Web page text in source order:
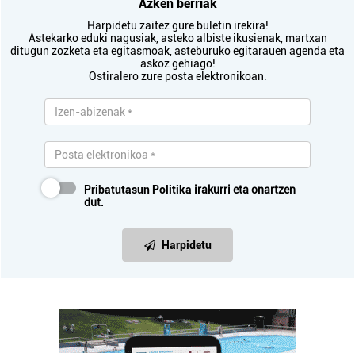
Azken berriak
Harpidetu zaitez gure buletin irekira!
Astekarko eduki nagusiak, asteko albiste ikusienak, martxan
ditugun zozketa eta egitasmoak, asteburuko egitarauen agenda eta
askoz gehiago!
Ostiralero zure posta elektronikoan.
Pribatutasun Politika irakurri eta onartzen
dut.
Harpidetu